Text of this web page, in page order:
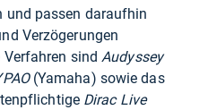
und passen daraufhin
Verzögerungen
Verfahren sindAudyssey
(Yamaha) sowie das
Dirac Live